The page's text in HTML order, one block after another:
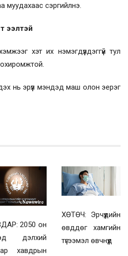
муудахаас сэргийлнэ.
ээлтэй
хэт их нэмэгдүүлдэггүй тул
нь эрүүл мэндэд маш олон эерэг
2050 он
дэлхий
хавдрын
ХӨТӨЧ: Эрчүүдийн
өвддөг хамгийн
түгээмэл өвчнүүд